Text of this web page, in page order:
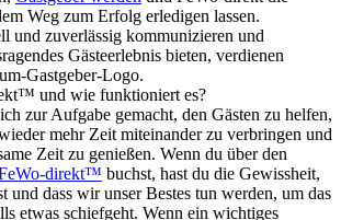
Weg zum Erfolg erledigen lassen.
und zuverlässig kommunizieren und
Gästeerlebnis bieten, verdienen
Gastgeber-Logo.
und wie funktioniert es?
zur Aufgabe gemacht, den Gästen zu helfen,
mehr Zeit miteinander zu verbringen und
Zeit zu genießen. Wenn du über den
direkt™ buchst, hast du die Gewissheit,
und dass wir unser Bestes tun werden, um das
etwas schiefgeht. Wenn ein wichtiges